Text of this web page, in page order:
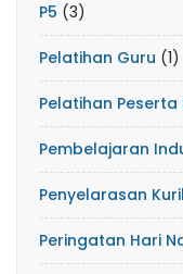
P5 (3)
Pelatihan Guru (1)
Pelatihan Peserta
Pembelajaran
Penyelarasan
Peringatan Hari